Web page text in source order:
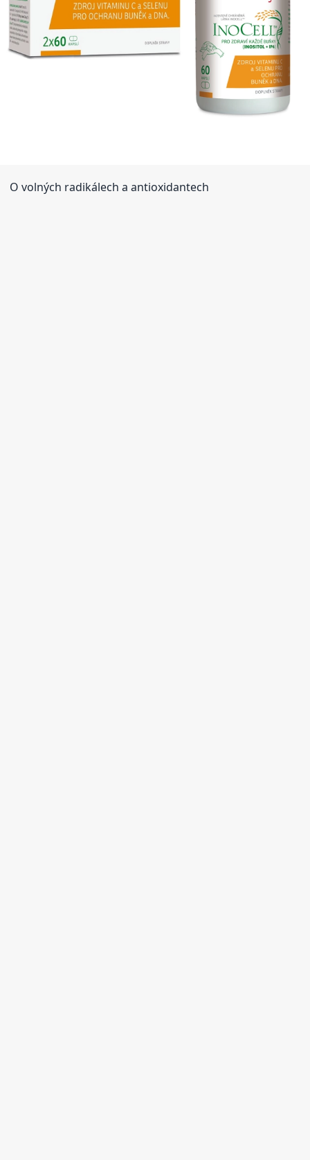
O volných radikálech a antioxidantech